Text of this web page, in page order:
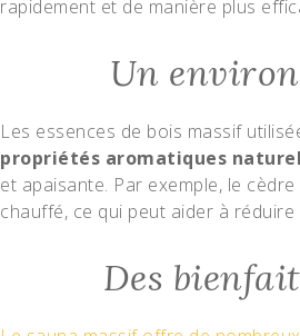
rapidement et de manière plus
Un
Les essences de bois massif
propriétés aromatiques
et apaisante. Par exemple, le
chauffé, ce qui peut aider à
Des